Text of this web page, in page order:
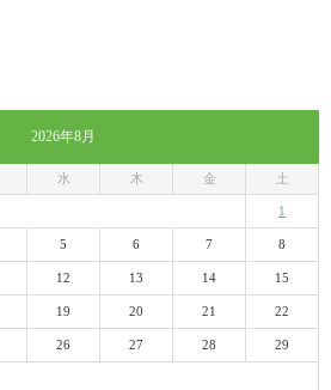
2026年8月
水 木 金 土
1
5 6 7 8
12 13 14 15
19 20 21 22
26 27 28 29